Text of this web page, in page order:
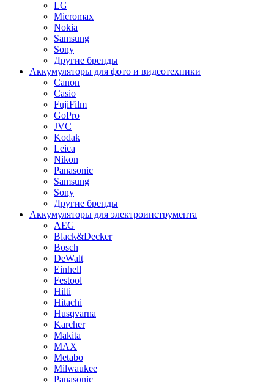
LG
Micromax
Nokia
Samsung
Sony
Другие бренды
Аккумуляторы для фото и видеотехники
Canon
Casio
FujiFilm
GoPro
JVC
Kodak
Leica
Nikon
Panasonic
Samsung
Sony
Другие бренды
Аккумуляторы для электроинструмента
AEG
Black&Decker
Bosch
DeWalt
Einhell
Festool
Hilti
Hitachi
Husqvarna
Karcher
Makita
MAX
Metabo
Milwaukee
Panasonic